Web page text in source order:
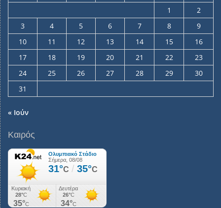
1
2
3
4 5 6 7 8
9
10
11 12 13 14 15
16
17
18 19 20 21 22
23
24
25 26 27 28 29
30
31
« Ιούν
Καιρός